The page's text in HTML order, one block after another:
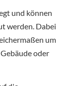
und können
werden. Dabei
um
oder